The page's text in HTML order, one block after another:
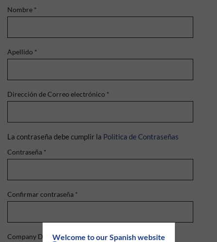
Welcome to our Spanish website
Nombre *
Apellido *
Dirección de Correo electrónico *
La contraseña debe cumplir la Política de Contraseñas
Contraseña *
Confirmar contraseña *
Company Domain*